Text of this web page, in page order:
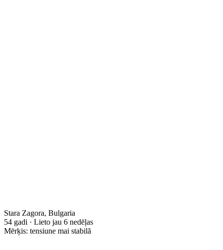
Stara Zagora, Bulgaria
54 gadi · Lieto jau 6 nedēļas
Mērķis: tensiune mai stabilă